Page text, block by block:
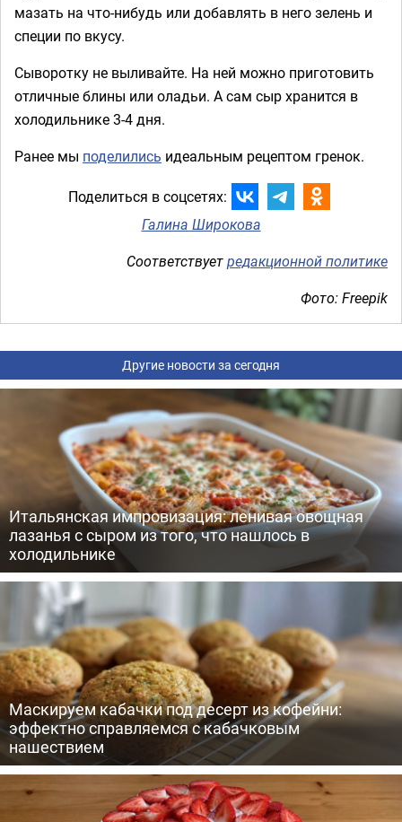
мазать на что-нибудь или добавлять в него зелень и
специи по вкусу.
Сыворотку не выливайте. На ней можно приготовить
отличные блины или оладьи. А сам сыр хранится в
холодильнике 3-4 дня.
Ранее мы поделились идеальным рецептом гренок.
Поделиться в соцсетях:
Галина Широкова
Соответствуетредакционной политике
Фото: Freepik
Другие новости за сегодня
Итальянская импровизация: ленивая овощная
лазанья с сыром из того, что нашлось в
холодильнике
Маскируем кабачки под десерт из кофейни:
эффектно справляемся с кабачковым
нашествием